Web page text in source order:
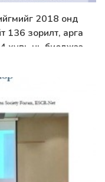
2018 онд
136 зорилт, арга
хувь нь биелжээ